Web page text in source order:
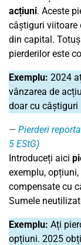
acțiuni. Aceste
câștiguri viitoare
din capital.
pierderilor este
Exemplu: 2024
vânzarea de
doar cu câștiguri
Pierderi
5 EStG)
Introduceți aici
exemplu,
compensate cu
Sumele
Exemplu: Ați
opțiuni. 2025